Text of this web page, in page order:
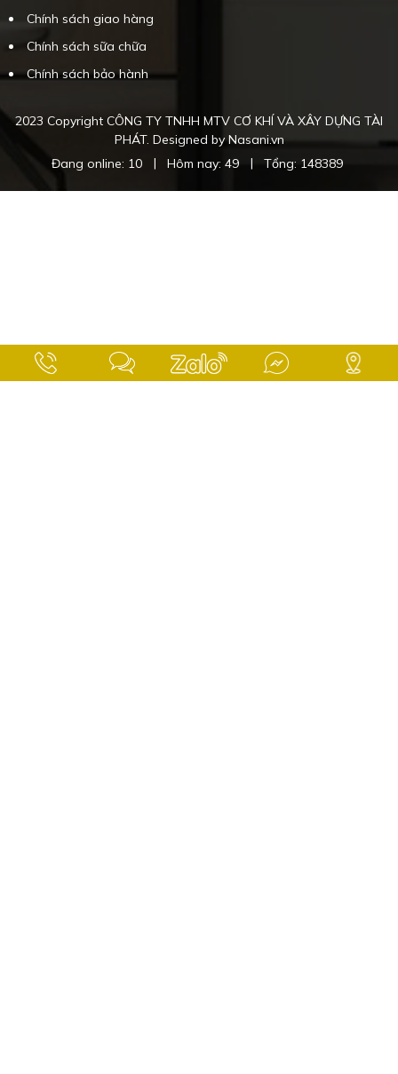
Chính sách giao hàng
Chính sách sữa chữa
Chính sách bảo hành
2023 Copyright CÔNG TY TNHH MTV CƠ KHÍ VÀ XÂY DỰNG TÀI
PHÁT. Designed by Nasani.vn
Đang online: 10
| Hôm nay: 49 | Tổng: 148389